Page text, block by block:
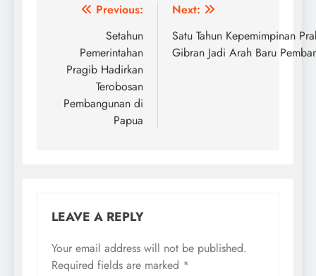
Post
navigation
Previous:
Setahun
Pemerintahan
Pragib Hadirkan
Terobosan
Pembangunan di
Papua
Next:
Satu Tahun Kepemimpinan
Gibran Jadi Arah Baru
LEAVE A REPLY
Your email address will not be published.
Required fields are marked *